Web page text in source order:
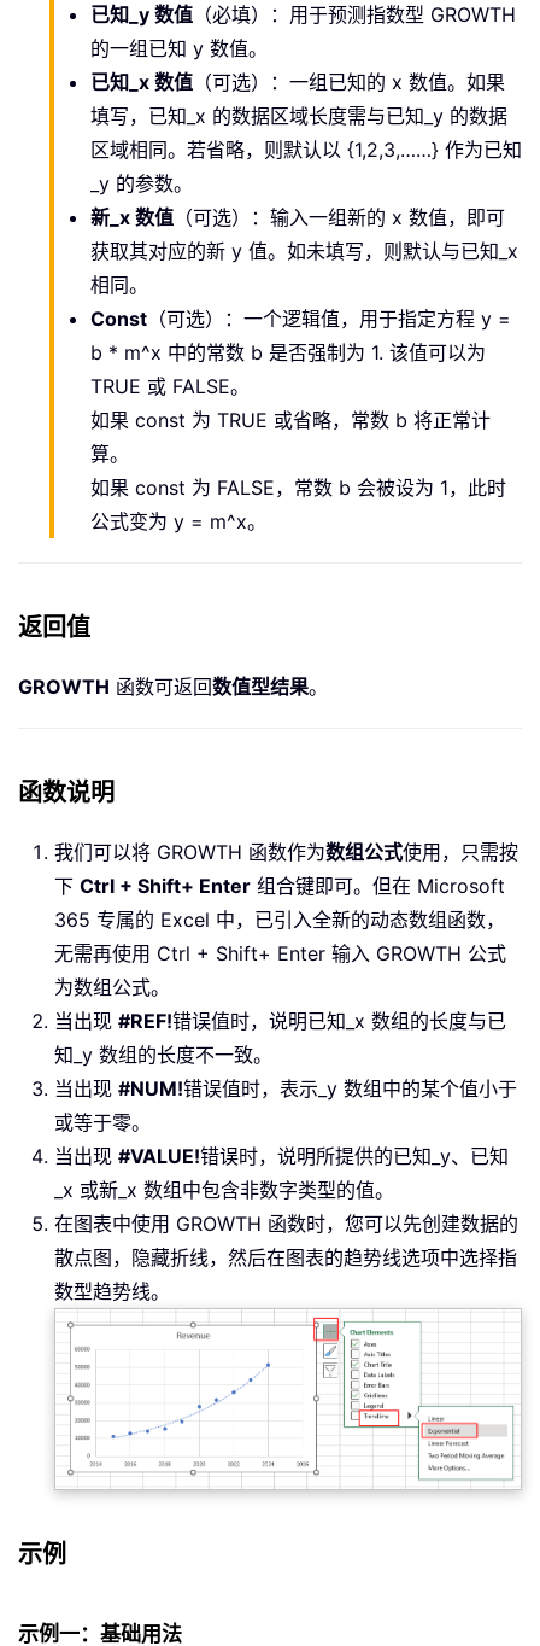
已知_y 数值 （必填）：用于预测指数型 GROWTH
的一组已知 y 数值。
已知_x 数值 （可选）：一组已知的 x 数值。如果
填写，已知_x 的数据区域长度需与已知_y 的数据
区域相同。若省略，则默认以 {1,2,3,……} 作为已知
_y 的参数。
新_x 数值 （可选）：输入一组新的 x 数值，即可
获取其对应的新 y 值。如未填写，则默认与已知_x
相同。
Const （可选）：一个逻辑值，用于指定方程 y =
b * m^x 中的常数 b 是否强制为 1. 该值可以为
TRUE 或 FALSE。
如果 const 为 TRUE 或省略，常数 b 将正常计
算。
如果 const 为 FALSE，常数 b 会被设为 1，此时
公式变为 y = m^x。
返回值
GROWTH 函数可返回数值型结果。
函数说明
我们可以将 GROWTH 函数作为数组公式使用，只需按
下 Ctrl + Shift+ Enter 组合键即可。但在 Microsoft
365 专属的 Excel 中，已引入全新的动态数组函数，
无需再使用 Ctrl + Shift+ Enter 输入 GROWTH 公式
为数组公式。
当出现 #REF!错误值时，说明已知_x 数组的长度与已
知_y 数组的长度不一致。
当出现 #NUM!错误值时，表示_y 数组中的某个值小于
或等于零。
当出现 #VALUE!错误时，说明所提供的已知_y、已知
_x 或新_x 数组中包含非数字类型的值。
在图表中使用 GROWTH 函数时，您可以先创建数据的
散点图，隐藏折线，然后在图表的趋势线选项中选择指
数型趋势线。
示例
示例一：基础用法